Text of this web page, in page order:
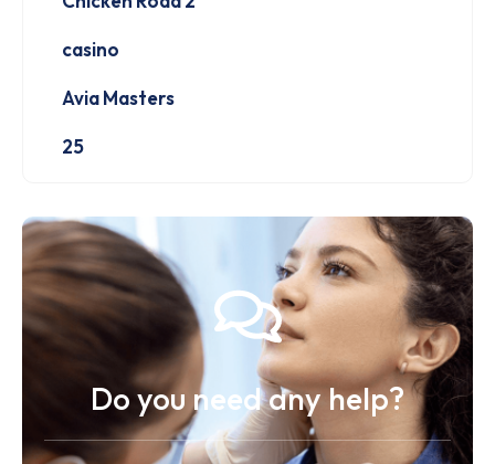
casino
Avia Masters
25
Do you need any help?